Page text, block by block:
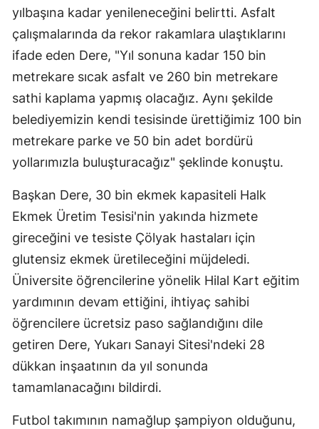
Gümüşhane
Hakkari
Hatay
Isparta
Mersin
İstanbul
İzmir
Kars
Kastamonu
Kayseri
Kırklareli
Kırşehir
Kütahya
yılbaşına kadar yenileneceğini belirtti. Asfalt
çalışmalarında da rekor rakamlara ulaştıklarını
ifade eden Dere, "Yıl sonuna kadar 150 bin
metrekare sıcak asfalt ve 260 bin metrekare
sathi kaplama yapmış olacağız. Aynı şekilde
belediyemizin kendi tesisinde ürettiğimiz 100 bin
metrekare parke ve 50 bin adet bordürü
yollarımızla buluşturacağız" şeklinde konuştu.
Başkan Dere, 30 bin ekmek kapasiteli Halk
Ekmek Üretim Tesisi'nin yakında hizmete
gireceğini ve tesiste Çölyak hastaları için
glutensiz ekmek üretileceğini müjdeledi.
Üniversite öğrencilerine yönelik Hilal Kart eğitim
yardımının devam ettiğini, ihtiyaç sahibi
öğrencilere ücretsiz paso sağlandığını dile
getiren Dere, Yukarı Sanayi Sitesi'ndeki 28
dükkan inşaatının da yıl sonunda
tamamlanacağını bildirdi.
Futbol takımının namağlup şampiyon olduğunu,